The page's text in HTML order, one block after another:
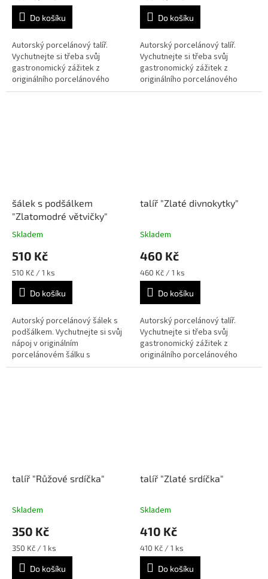
cena:
Do košíku
Autorský porcelánový talíř.
Vychutnejte si třeba svůj
gastronomický zážitek z
originálního porcelánového
talíře.
cena:
Do košíku
Autorský porcelánový talíř.
Vychutnejte si třeba svůj
gastronomický zážitek z
originálního porcelánového
talíře.
šálek s podšálkem
"Zlatomodré větvičky"
Skladem
510 Kč
Měrná
cena:
510 Kč / 1 ks
Do košíku
Autorský porcelánový šálek s
podšálkem. Vychutnejte si svůj
nápoj v originálním
porcelánovém šálku s
podšálkem.
talíř "Zlaté divnokytky"
Skladem
460 Kč
Měrná
cena:
460 Kč / 1 ks
Do košíku
Autorský porcelánový talíř.
Vychutnejte si třeba svůj
gastronomický zážitek z
originálního porcelánového
talíře.
talíř "Růžové srdíčka"
Skladem
350 Kč
Měrná
cena:
350 Kč / 1 ks
Do košíku
talíř "Zlaté srdíčka"
Skladem
410 Kč
Měrná
cena:
410 Kč / 1 ks
Do košíku